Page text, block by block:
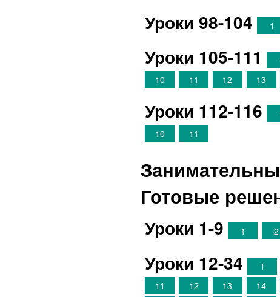
Уроки 98-104 1
Уроки 105-111
10
11 12 13
Уроки 112-116
10
11
Готовые
Уроки 1-9 1 2
Уроки 12-34 1
11
12 13 14